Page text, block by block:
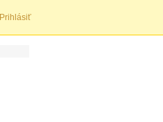
Prihlásiť